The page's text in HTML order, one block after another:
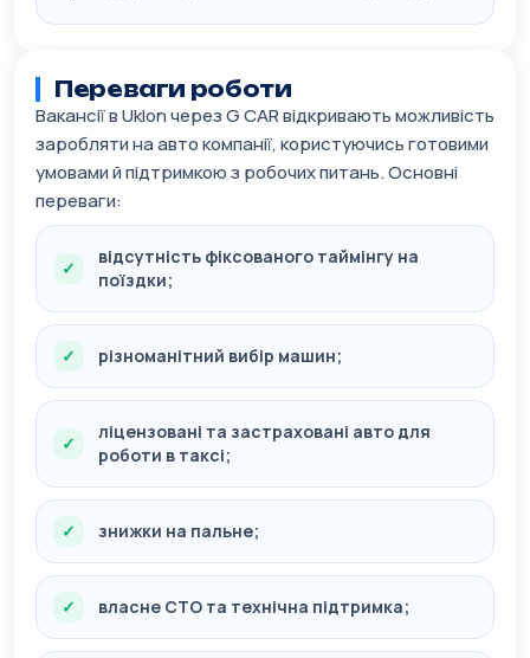
Переваги роботи
Вакансії в Uklon через G CAR відкривають можливість
заробляти на авто компанії, користуючись готовими
умовами й підтримкою з робочих питань. Основні
переваги:
відсутність фіксованого таймінгу на
поїздки;
різноманітний вибір машин;
ліцензовані та застраховані авто для
роботи в таксі;
знижки на пальне;
власне СТО та технічна підтримка;